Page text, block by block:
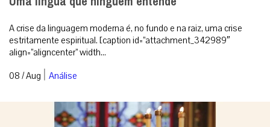
08 / Aug |Espiritualidade